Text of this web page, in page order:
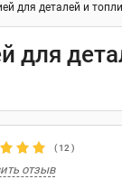
для деталей и
для
(12 )
отзыв